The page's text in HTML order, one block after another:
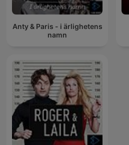
Anty & Paris - i ärlighetens
namn